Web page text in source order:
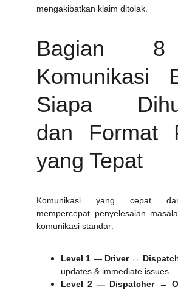
mengakibatkan klaim ditolak.
Bagian
Komunikasi
Siapa
dan Format
yang Tepat
Komunikasi yang cepat
mempercepat penyelesaian
komunikasi standar:
Level 1 — Driver ↔
updates & immediate issues.
Level 2 — Dispatcher ↔